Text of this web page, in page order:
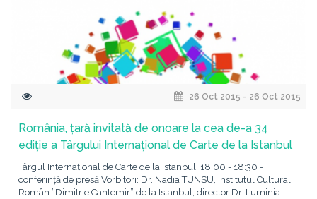
26 Oct 2015 - 26 Oct 2015
România, țară invitată de onoare la cea de-a 34
ediție a Târgului Internațional de Carte de la Istanbul
Târgul Internațional de Carte de la Istanbul, 18:00 - 18:30 -
conferință de presă Vorbitori: Dr. Nadia TUNSU, Institutul Cultural
Român ”Dimitrie Cantemir” de la Istanbul, director Dr. Luminia